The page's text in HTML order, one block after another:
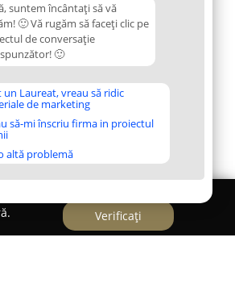
suntem încântați să vă
🙂 Vă rugăm să faceți clic pe
de conversație
🙂
un Laureat, vreau să ridic
de marketing
să-mi înscriu firma in proiectul
altă problemă
Verificați